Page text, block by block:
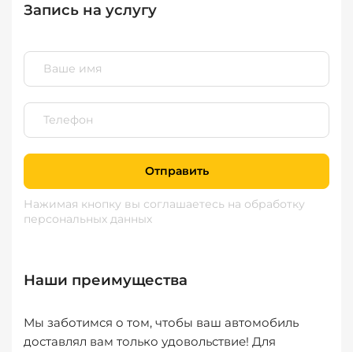
Запись на услугу
Отправить
Нажимая кнопку вы соглашаетесь на обработку
персональных данных
Наши преимущества
Мы заботимся о том, чтобы ваш автомобиль
доставлял вам только удовольствие! Для